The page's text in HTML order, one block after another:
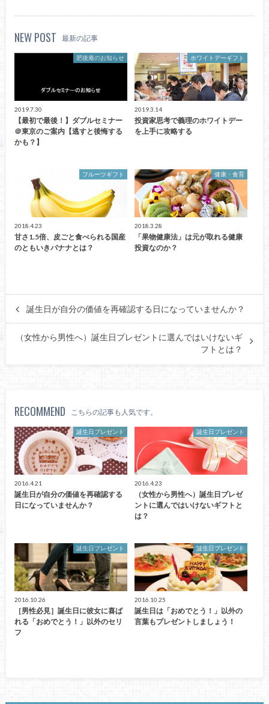
NEW POST 最新の記事
肥後庵のお知らせ
2019.7.30
【最初で最後！】ダブルセミナー
＠東京のご案内【逃すと後悔する
かも？】
ホワイトデーギフト
2019.3.14
投資家思考で義理のホワイトデー
を上手に攻略する
フルーツギフト
2018.4.23
甘さ1.5倍、皮ごと食べられる国産
のともいきバナナとは？
健康・食育
2018.3.28
「果物健康法」は元が取れる健康
投資なのか？
誕生日が自分の価値を再確認する日になっていませんか？
（女性から男性へ）誕生日プレゼントに選んではいけないギ
フトとは？
RECOMMEND こちらの記事も人気です。
誕生日プレゼント
2016.4.21
誕生日が自分の価値を再確認する
日になっていませんか？
誕生日プレゼント
2016.4.23
（女性から男性へ）誕生日プレゼ
ントに選んではいけないギフトと
は？
誕生日プレゼント
2016.10.26
［男性必見］誕生日に彼女に喜ば
れる「おめでとう！」以外のセリ
フ
誕生日プレゼント
2016.10.25
誕生日は「おめでとう！」以外の
言葉もプレゼントしましょう！